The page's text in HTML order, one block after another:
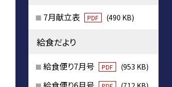
7月献立表 PDF (490 KB)
給食だより
給食便り7月号 PDF (953 KB)